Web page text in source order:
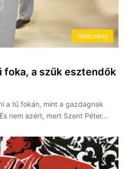
Vélemény
foka, a szűk esztendők
a tű fokán, mint a gazdagnak
nem azért, mert Szent Péter…